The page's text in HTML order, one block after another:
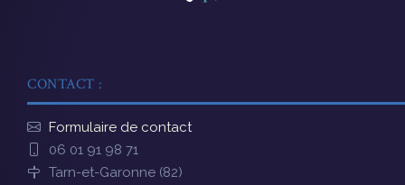
CONTACT :
Formulaire de contact
06 01 91 98 71
Tarn-et-Garonne (82)